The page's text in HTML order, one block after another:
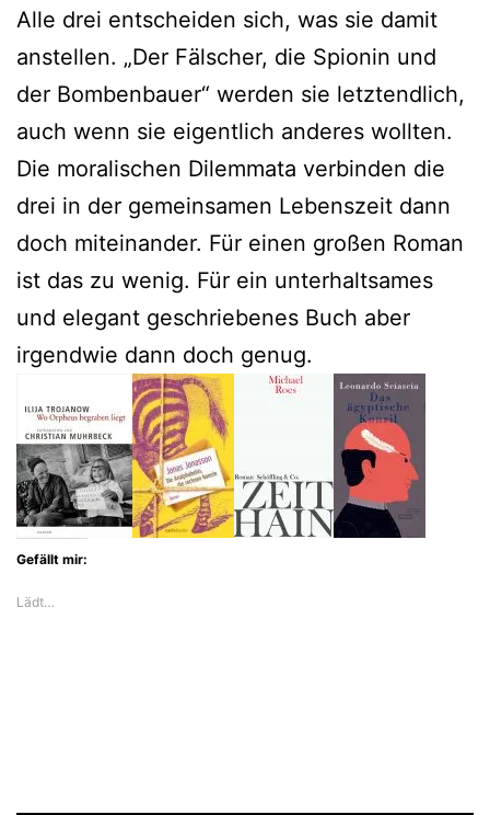
Alle drei entscheiden sich, was sie damit
anstellen. „Der Fälscher, die Spionin und
der Bombenbauer“ werden sie letztendlich,
auch wenn sie eigentlich anderes wollten.
Die moralischen Dilemmata verbinden die
drei in der gemeinsamen Lebenszeit dann
doch miteinander. Für einen großen Roman
ist das zu wenig. Für ein unterhaltsames
und elegant geschriebenes Buch aber
irgendwie dann doch genug.
Gefällt mir:
Lädt…